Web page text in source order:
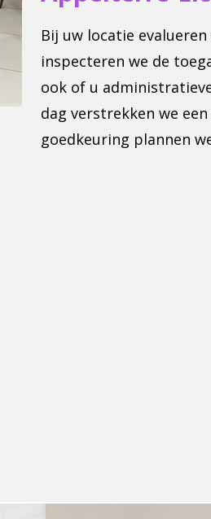
Bij uw locatie
inspecteren we de
ook of u
dag verstrekken we
goedkeuring plannen